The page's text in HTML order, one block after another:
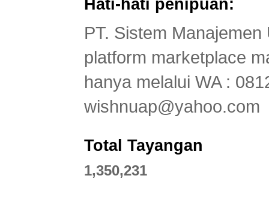
Hati-hati penipuan:
PT. Sistem
platform marketplace
hanya melalui WA :
wishnuap@yahoo.com
Total Tayangan
1,350,231